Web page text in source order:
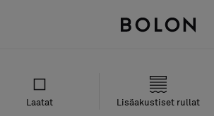
Laatat Lisäakustiset rullat